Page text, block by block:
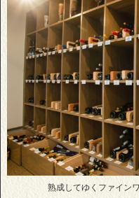
熟成してゆくファイン